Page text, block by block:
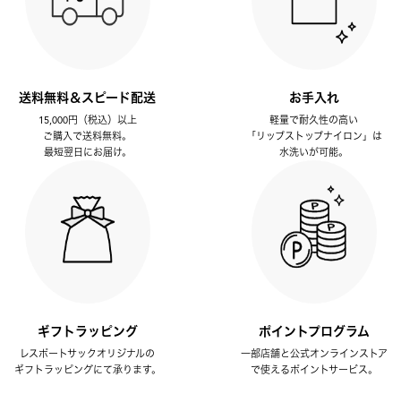
送料無料＆スピード配送
15,000円（税込）以上
ご購入で送料無料。
最短翌日にお届け。
お手入れ
軽量で耐久性の高い
「リップストップナイロン」は
水洗いが可能。
ギフトラッピング
レスポートサックオリジナルの
ギフトラッピングにて承ります。
ポイントプログラム
一部店舗と公式オンラインストア
で使えるポイントサービス。